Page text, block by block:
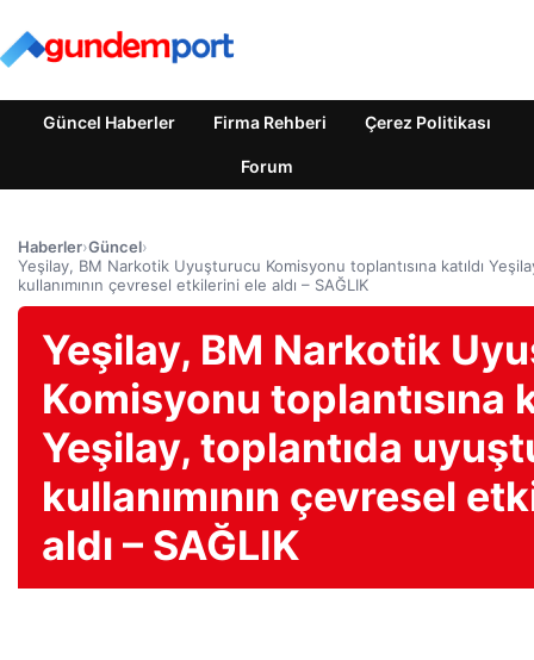
Güncel Haberler Firma Rehberi Çerez Politikası
Forum
Haberler›Güncel›
Yeşilay, BM Narkotik Uyuşturucu Komisyonu toplantısına katıldı
kullanımının çevresel etkilerini ele aldı – SAĞLIK
Yeşilay, BM Narkotik
Komisyonu toplantısına
Yeşilay, toplantıda
kullanımının çevresel
aldı – SAĞLIK